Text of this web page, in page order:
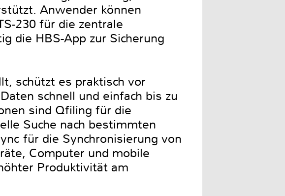
Anwender können
230 für die zentrale
die HBS-App zur Sicherung
schützt es praktisch vor
schnell und einfach bis zu
sind Qfiling für die
Suche nach bestimmten
für die Synchronisierung von
Computer und mobile
Produktivität am